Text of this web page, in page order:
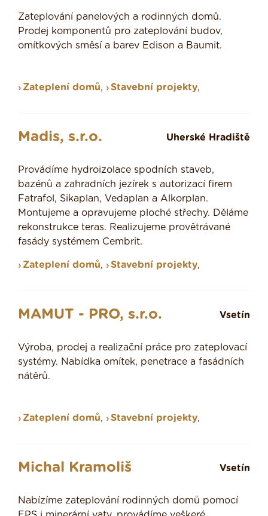
Zateplování panelových a rodinných domů.
Prodej komponentů pro zateplování budov,
omítkových směsí a barev Edison a Baumit.
Zateplení domů, Stavební projekty,
Madis, s.r.o. Uherské Hradiště
Provádíme hydroizolace spodních staveb,
bazénů a zahradních jezírek s autorizací firem
Fatrafol, Sikaplan, Vedaplan a Alkorplan.
Montujeme a opravujeme ploché střechy. Děláme
rekonstrukce teras. Realizujeme provětrávané
fasády systémem Cembrit.
Zateplení domů, Stavební projekty,
MAMUT - PRO, s.r.o. Vsetín
Výroba, prodej a realizační práce pro zateplovací
systémy. Nabídka omítek, penetrace a fasádních
nátěrů.
Zateplení domů, Stavební projekty,
Michal Kramoliš Vsetín
Nabízíme zateplování rodinných domů pomocí